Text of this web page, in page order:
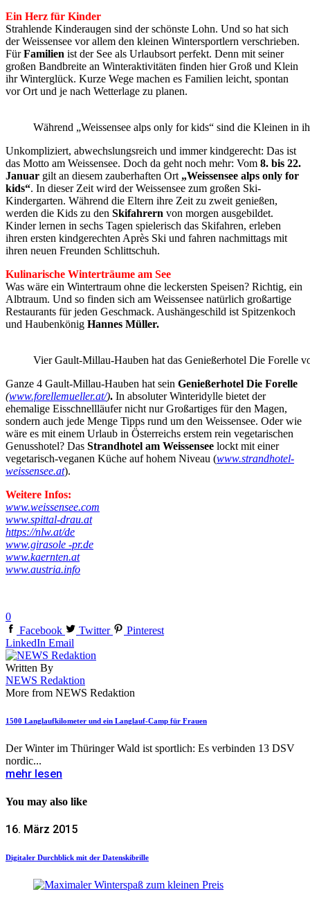
Ein Herz für Kinder
Strahlende Kinderaugen sind der schönste Lohn. Und so hat sich
der Weissensee vor allem den kleinen Wintersportlern verschrieben.
FürFamilien ist der See als Urlaubsort perfekt. Denn mit seiner
großen Bandbreite an Winteraktivitäten finden hier Groß und Klein
ihr Winterglück. Kurze Wege machen es Familien leicht, spontan
vor Ort und je nach Wetterlage zu planen.
Während „Weissensee alps only for kids“ sind die Kleinen in
Unkompliziert, abwechslungsreich und immer kindgerecht: Das ist
das Motto am Weissensee. Doch da geht noch mehr: Vom 8. bis 22.
Januar gilt an diesem zauberhaften Ort „Weissensee alps only for
kids“. In dieser Zeit wird der Weissensee zum großen Ski-
Kindergarten. Während die Eltern ihre Zeit zu zweit genießen,
werden die Kids zu den Skifahrern von morgen ausgebildet.
Kinder lernen in sechs Tagen spielerisch das Skifahren, erleben
ihren ersten kindgerechten Après Ski und fahren nachmittags mit
ihren neuen Freunden Schlittschuh.
Kulinarische Winterträume am See
Was wäre ein Wintertraum ohne die leckersten Speisen? Richtig, ein
Albtraum. Und so finden sich am Weissensee natürlich großartige
Restaurants für jeden Geschmack. Aushängeschild ist Spitzenkoch
und Haubenkönig Hannes Müller.
Vier Gault-Millau-Hauben hat das Genießerhotel Die Forelle
Ganze 4 Gault-Millau-Hauben hat sein Genießerhotel Die Forelle
(www.forellemueller.at/). In absoluter Winteridylle bietet der
ehemalige Eisschnellläufer nicht nur Großartiges für den Magen,
sondern auch jede Menge Tipps rund um den Weissensee. Oder wie
wäre es mit einem Urlaub in Österreichs erstem rein vegetarischen
Genusshotel? Das Strandhotel am Weissensee lockt mit einer
vegetarisch-veganen Küche auf hohem Niveau (www.strandhotel-
weissensee.at).
Weitere Infos:
www.weissensee.com
www.spittal-drau.at
https://nlw.at/de
www.girasole -pr.de
www.kaernten.at
www.austria.info
0
Facebook
Twitter
Pinterest
LinkedIn Email
Written By
NEWS Redaktion
More from NEWS Redaktion
1500 Langlaufkilometer und ein Langlauf-Camp für Frauen
Der Winter im Thüringer Wald ist sportlich: Es verbinden 13 DSV
nordic...
mehr lesen
You may also like
16. März 2015
Digitaler Durchblick mit der Datenskibrille